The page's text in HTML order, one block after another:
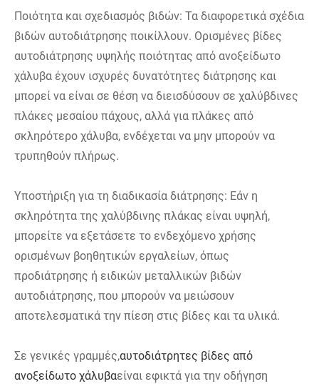
Ποιότητα και σχεδιασμός βιδών: Τα διαφορετικά σχέδια
βιδών αυτοδιάτρησης ποικίλλουν. Ορισμένες βίδες
αυτοδιάτρησης υψηλής ποιότητας από ανοξείδωτο
χάλυβα έχουν ισχυρές δυνατότητες διάτρησης και
μπορεί να είναι σε θέση να διεισδύσουν σε χαλύβδινες
πλάκες μεσαίου πάχους, αλλά για πλάκες από
σκληρότερο χάλυβα, ενδέχεται να μην μπορούν να
τρυπηθούν πλήρως.
Υποστήριξη για τη διαδικασία διάτρησης: Εάν η
σκληρότητα της χαλύβδινης πλάκας είναι υψηλή,
μπορείτε να εξετάσετε το ενδεχόμενο χρήσης
ορισμένων βοηθητικών εργαλείων, όπως
προδιάτρησης ή ειδικών μεταλλικών βιδών
αυτοδιάτρησης, που μπορούν να μειώσουν
αποτελεσματικά την πίεση στις βίδες και τα υλικά.
Σε γενικές γραμμές,αυτοδιάτρητες βίδες από
ανοξείδωτο χάλυβαείναι εφικτά για την οδήγηση